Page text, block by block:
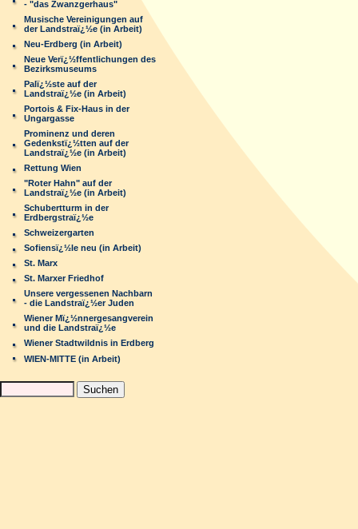
- "das Zwanzgerhaus"
Musische Vereinigungen auf
der Landstraï¿½e (in Arbeit)
Neu-Erdberg (in Arbeit)
Neue Verï¿½ffentlichungen des
Bezirksmuseums
Palï¿½ste auf der
Landstraï¿½e (in Arbeit)
Portois & Fix-Haus in der
Ungargasse
Prominenz und deren
Gedenkstï¿½tten auf der
Landstraï¿½e (in Arbeit)
Rettung Wien
"Roter Hahn" auf der
Landstraï¿½e (in Arbeit)
Schubertturm in der
Erdbergstraï¿½e
Schweizergarten
Sofiensï¿½le neu (in Arbeit)
St. Marx
St. Marxer Friedhof
Unsere vergessenen Nachbarn
- die Landstraï¿½er Juden
Wiener Mï¿½nnergesangverein
und die Landstraï¿½e
Wiener Stadtwildnis in Erdberg
WIEN-MITTE (in Arbeit)